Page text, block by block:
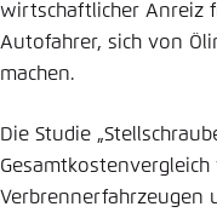
wirtschaftlicher Anreiz
Autofahrer, sich von
machen.
Die Studie
Verbrennerfahrzeugen